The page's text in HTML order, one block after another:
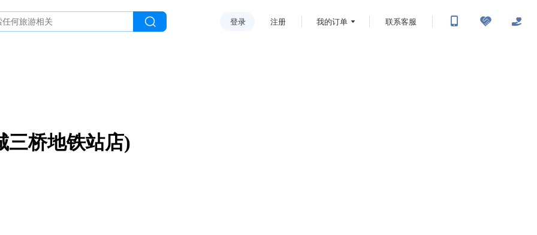
登录 注册 我的订单 联系客服
三桥地铁站店)